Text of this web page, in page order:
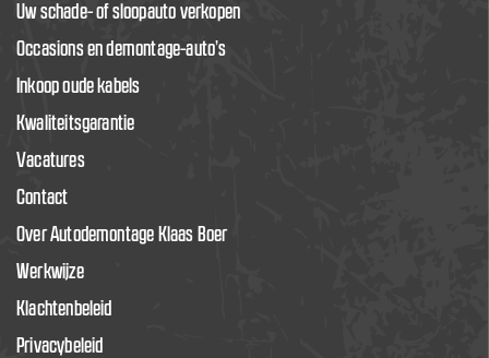
Uw schade- of sloopauto verkopen
Occasions en demontage-auto’s
Inkoop oude kabels
Kwaliteitsgarantie
Vacatures
Contact
Over Autodemontage Klaas Boer
Werkwijze
Klachtenbeleid
Privacybeleid